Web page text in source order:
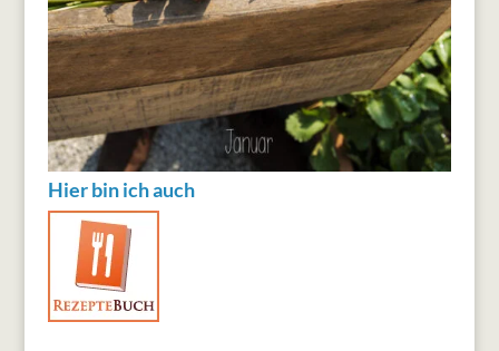
Hier bin ich auch